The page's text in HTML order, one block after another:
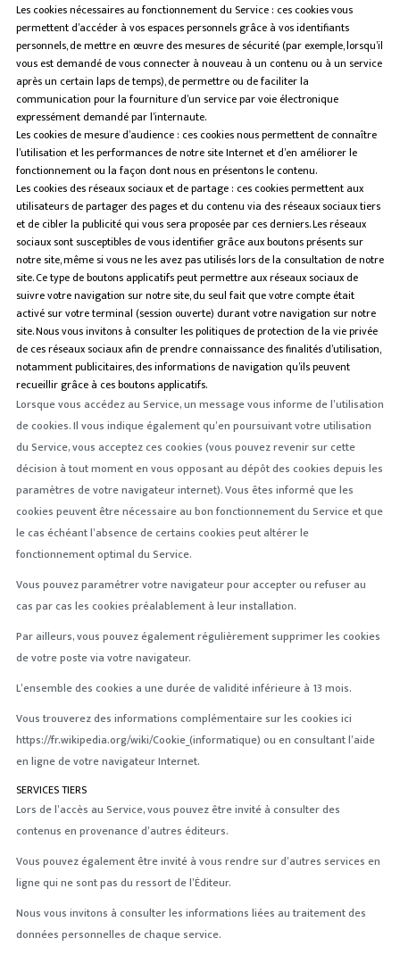
Les cookies nécessaires au fonctionnement du Service : ces cookies vous
permettent d’accéder à vos espaces personnels grâce à vos identifiants
personnels, de mettre en œuvre des mesures de sécurité (par exemple, lorsqu’il
vous est demandé de vous connecter à nouveau à un contenu ou à un service
après un certain laps de temps), de permettre ou de faciliter la
communication pour la fourniture d’un service par voie électronique
expressément demandé par l’internaute.
Les cookies de mesure d’audience : ces cookies nous permettent de connaître
l’utilisation et les performances de notre site Internet et d’en améliorer le
fonctionnement ou la façon dont nous en présentons le contenu.
Les cookies des réseaux sociaux et de partage : ces cookies permettent aux
utilisateurs de partager des pages et du contenu via des réseaux sociaux tiers
et de cibler la publicité qui vous sera proposée par ces derniers. Les réseaux
sociaux sont susceptibles de vous identifier grâce aux boutons présents sur
notre site, même si vous ne les avez pas utilisés lors de la consultation de notre
site. Ce type de boutons applicatifs peut permettre aux réseaux sociaux de
suivre votre navigation sur notre site, du seul fait que votre compte était
activé sur votre terminal (session ouverte) durant votre navigation sur notre
site. Nous vous invitons à consulter les politiques de protection de la vie privée
de ces réseaux sociaux afin de prendre connaissance des finalités d’utilisation,
notamment publicitaires, des informations de navigation qu’ils peuvent
recueillir grâce à ces boutons applicatifs.
Lorsque vous accédez au Service, un message vous informe de l’utilisation
de cookies. Il vous indique également qu’en poursuivant votre utilisation
du Service, vous acceptez ces cookies (vous pouvez revenir sur cette
décision à tout moment en vous opposant au dépôt des cookies depuis les
paramètres de votre navigateur internet). Vous êtes informé que les
cookies peuvent être nécessaire au bon fonctionnement du Service et que
le cas échéant l’absence de certains cookies peut altérer le
fonctionnement optimal du Service.
Vous pouvez paramétrer votre navigateur pour accepter ou refuser au
cas par cas les cookies préalablement à leur installation.
Par ailleurs, vous pouvez également régulièrement supprimer les cookies
de votre poste via votre navigateur.
L’ensemble des cookies a une durée de validité inférieure à 13 mois.
Vous trouverez des informations complémentaire sur les cookies ici
https://fr.wikipedia.org/wiki/Cookie_(informatique) ou en consultant l’aide
en ligne de votre navigateur Internet.
SERVICES TIERS
Lors de l’accès au Service, vous pouvez être invité à consulter des
contenus en provenance d’autres éditeurs.
Vous pouvez également être invité à vous rendre sur d’autres services en
ligne qui ne sont pas du ressort de l’Éditeur.
Nous vous invitons à consulter les informations liées au traitement des
données personnelles de chaque service.